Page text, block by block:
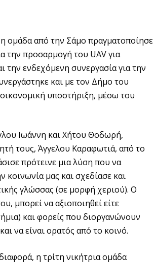
η ομάδα από την Σάμο πραγματοποίησε
την προσαρμογή του UAV για
την ενδεχόμενη συνεργασία για την
και με τον Δήμο του
υποστήριξη, μέσω του
Ιωάννη και Χήτου Θοδωρή,
τους, Άγγελου Καραφωτιά, από το
πρότεινε μια λύση που να
μας και σχεδίασε και
γλώσσας (σε μορφή χεριού). Ο
μπορεί να αξιοποιηθεί είτε
και φορείς που διοργανώνουν
να είναι ορατός από το κοινό.
η τρίτη νικήτρια ομάδα